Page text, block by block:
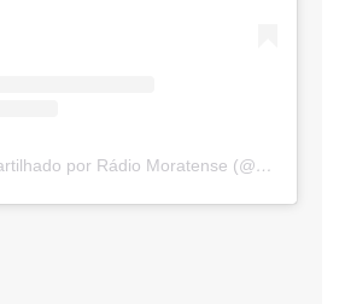
Um post compartilhado por Rádio Moratense (@radio_moratense)